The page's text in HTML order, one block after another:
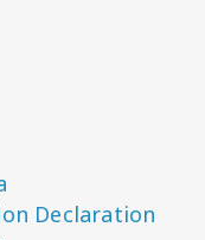
Declaration